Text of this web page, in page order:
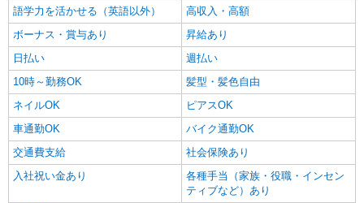
語学力を活かせる（英語以外）
高収入・高額
ボーナス・賞与あり
昇給あり
日払い
週払い
10時～勤務OK
髪型・髪色自由
ネイルOK
ピアスOK
車通勤OK
バイク通勤OK
交通費支給
社会保険あり
入社祝い金あり
各種手当（家族・役職・インセン
ティブなど）あり